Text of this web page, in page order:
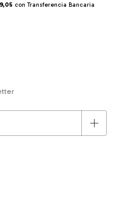
con Transferencia Bancaria